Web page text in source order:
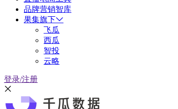
品牌营销智库
果集旗下
飞瓜
西瓜
智投
云略
登录/注册